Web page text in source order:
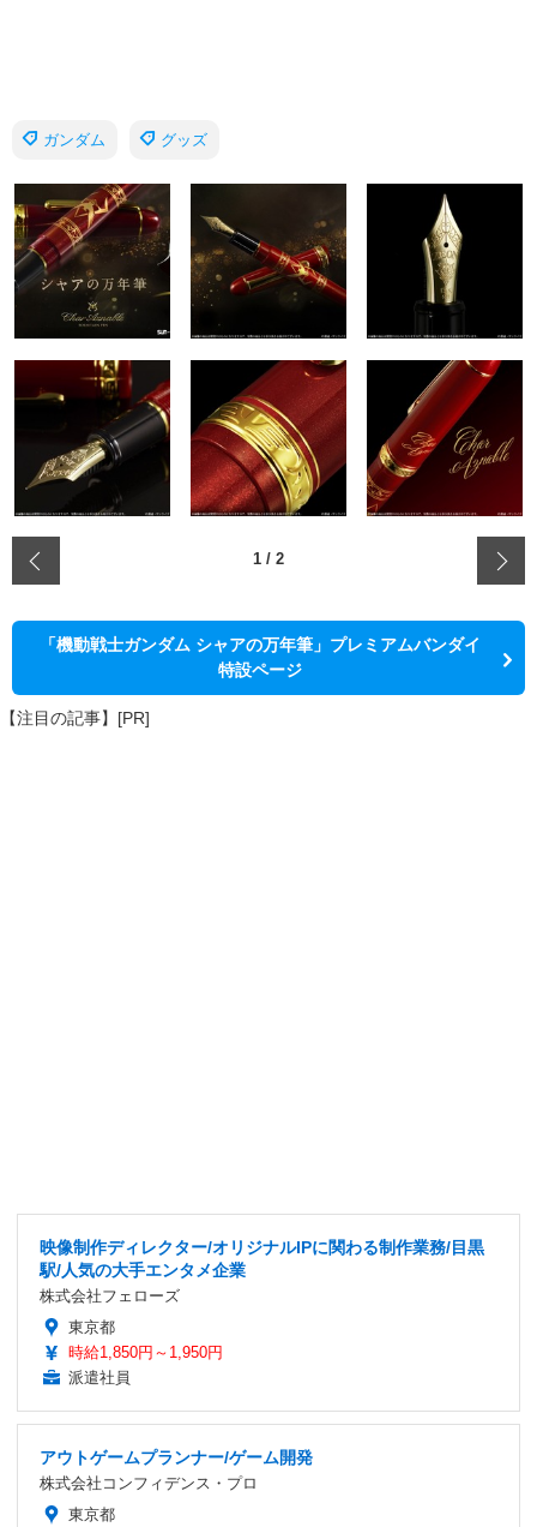
ガンダム グッズ
1 / 2
「機動戦士ガンダム シャアの万年筆」プレミアムバンダイ
特設ページ
【注目の記事】[PR]
映像制作ディレクター/オリジナルIPに関わる制作業務/目黒
駅/人気の大手エンタメ企業
株式会社フェローズ
東京都
時給1,850円～1,950円
派遣社員
アウトゲームプランナー/ゲーム開発
株式会社コンフィデンス・プロ
東京都